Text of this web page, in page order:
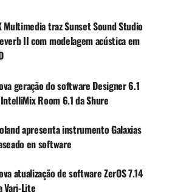
do Música & Mercado no
News.
Google News
terá dezenas de vídeos
ao seu alcance, como
gravação e mixagem de
Multimedia traz Sunset Sound Studio
II com modelagem acústica em
geração do software Designer 6.1
Room 6.1 da Shure
apresenta instrumento Galaxias
en software
atualização de software ZerOS 7.14
Vari-Lite